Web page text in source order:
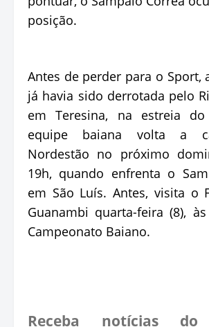
posição.
Antes de perder para o Sport,
já havia sido derrotada pelo
em Teresina, na estreia
equipe baiana volta a
Nordestão no próximo
19h, quando enfrenta o
em São Luís. Antes, visita o
Guanambi quarta-feira (8),
Campeonato Baiano.
Receba notícias do